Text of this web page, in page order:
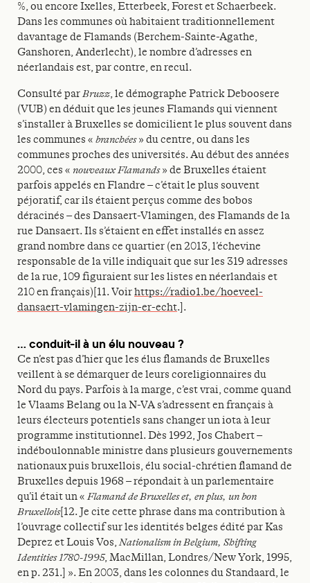
%, ou encore Ixelles, Etterbeek, Forest et Schaerbeek.
Dans les communes où habitaient traditionnellement
davantage de Flamands (Berchem-Sainte-Agathe,
Ganshoren, Anderlecht), le nombre d’adresses en
néerlandais est, par contre, en recul.
Consulté parBruzz, le démographe Patrick Deboosere
(VUB) en déduit que les jeunes Flamands qui viennent
s’installer à Bruxelles se domicilient le plus souvent dans
les communes « branchées» du centre, ou dans les
communes proches des universités. Au début des années
2000, ces « nouveaux Flamands» de Bruxelles étaient
parfois appelés en Flandre – c’était le plus souvent
péjoratif, car ils étaient perçus comme des bobos
déracinés – des Dansaert-Vlamingen, des Flamands de la
rue Dansaert. Ils s’étaient en effet installés en assez
grand nombre dans ce quartier (en 2013, l’échevine
responsable de la ville indiquait que sur les 319 adresses
de la rue, 109 figuraient sur les listes en néerlandais et
210 en français)[11. Voirhttps://radio1.be/hoeveel-
dansaert-vlamingen-zijn-er-echt.].
… conduit-il à un élu nouveau ?
Ce n’est pas d’hier que les élus flamands de Bruxelles
veillent à se démarquer de leurs coreligionnaires du
Nord du pays. Parfois à la marge, c’est vrai, comme quand
le Vlaams Belang ou la N-VA s’adressent en français à
leurs électeurs potentiels sans changer un iota à leur
programme institutionnel. Dès 1992, Jos Chabert –
indéboulonnable ministre dans plusieurs gouvernements
nationaux puis bruxellois, élu social-chrétien flamand de
Bruxelles depuis 1968 – répondait à un parlementaire
qu’il était un «Flamand de Bruxelles et, en plus, un bon
Bruxellois[12. Je cite cette phrase dans ma contribution à
l’ouvrage collectif sur les identités belges édité par Kas
Deprez et Louis Vos,Nationalism in Belgium, Shifting
Identities 1780-1995, MacMillan, Londres/New York, 1995,
en p. 231.] ». En 2003, dans les colonnes du Standaard, le